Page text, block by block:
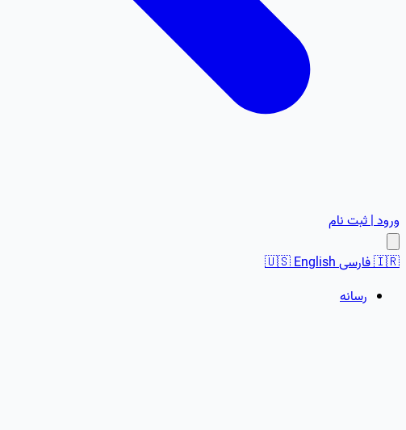
ورود | ثبت نام
🇮🇷فارسی 🇺🇸English
رسانه